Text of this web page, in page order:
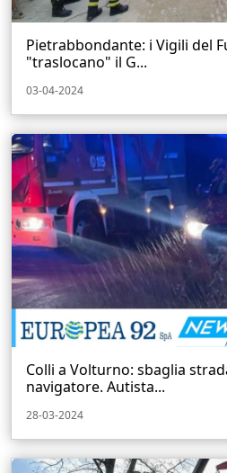
Pietrabbondante: i Vigili del
"traslocano" il G...
03-04-2024
Colli a Volturno: sbaglia
navigatore. Autista...
28-03-2024